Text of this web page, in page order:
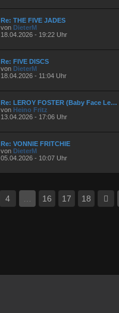
Re: THE FIVE JADES
von DieterM
18.04.2026 - 19:22 Uhr
Re: FIVE DISCS
von DieterM
18.04.2026 - 11:04 Uhr
Re: LEROY FOSTER (Baby Face Le…
von Heino Fritz
13.04.2026 - 17:06 Uhr
Re: VONNIE FRITCHIE
von DieterM
05.04.2026 - 10:07 Uhr
4 16 17 18